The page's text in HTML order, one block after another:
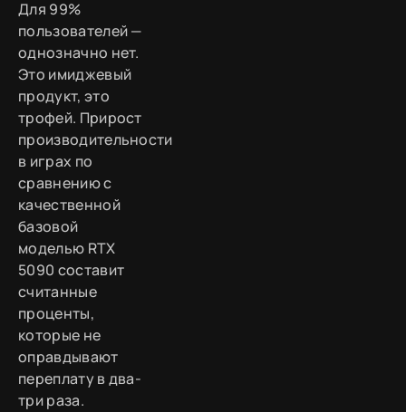
Для 99%
пользователей —
однозначно нет.
Это имиджевый
продукт, это
трофей. Прирост
производительности
в играх по
сравнению с
качественной
базовой
моделью RTX
5090 составит
считанные
проценты,
которые не
оправдывают
переплату в два-
три раза.